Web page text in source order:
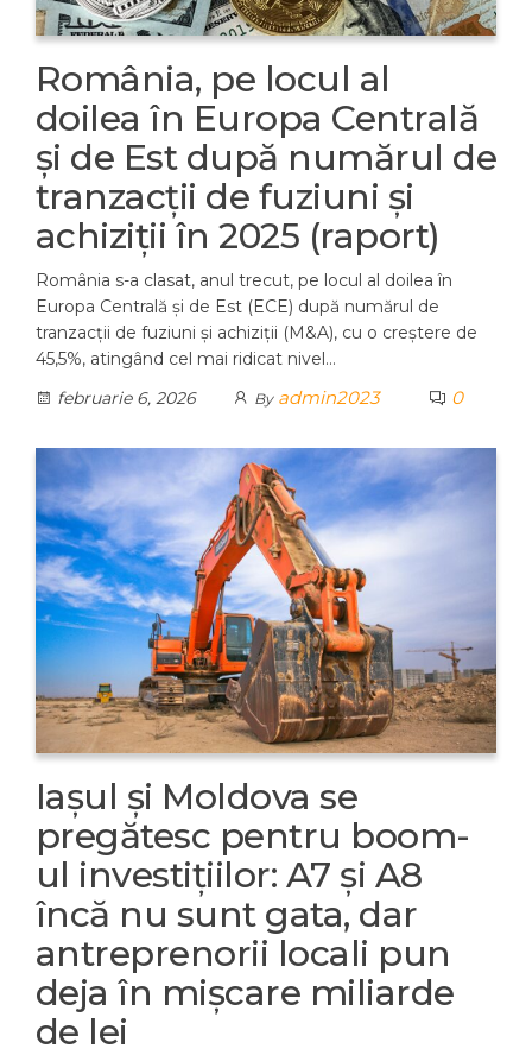
România, pe locul al
doilea în Europa Centrală
și de Est după numărul de
tranzacții de fuziuni și
achiziții în 2025 (raport)
România s-a clasat, anul trecut, pe locul al doilea în
Europa Centrală și de Est (ECE) după numărul de
tranzacții de fuziuni și achiziții (M&A), cu o creștere de
45,5%, atingând cel mai ridicat nivel…
februarie 6, 2026
By admin2023 0
Iașul și Moldova se
pregătesc pentru boom-
ul investițiilor: A7 și A8
încă nu sunt gata, dar
antreprenorii locali pun
deja în mișcare miliarde
de lei